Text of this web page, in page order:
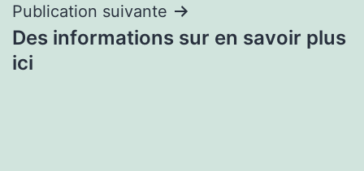
Publication suivante
Des informations sur en savoir plus
ici